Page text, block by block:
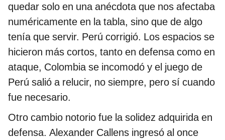
quedar solo en una anécdota que nos afectaba
numéricamente en la tabla, sino que de algo
tenía que servir. Perú corrigió. Los espacios se
hicieron más cortos, tanto en defensa como en
ataque, Colombia se incomodó y el juego de
Perú salió a relucir, no siempre, pero sí cuando
fue necesario.
Otro cambio notorio fue la solidez adquirida en
defensa. Alexander Callens ingresó al once